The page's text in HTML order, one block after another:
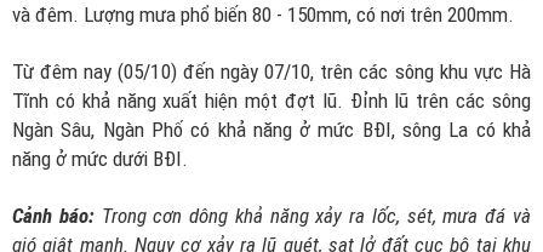
và đêm. Lượng mưa phổ biến 80 - 150mm, có nơi trên 200mm.
Từ đêm nay (05/10) đến ngày 07/10, trên các sông khu vực Hà
Tĩnh có khả năng xuất hiện một đợt lũ. Đỉnh lũ trên các sông
Ngàn Sâu, Ngàn Phố có khả năng ở mức BĐI, sông La có khả
năng ở mức dưới BĐI.
Cảnh báo: Trongcơn dông khả năng xảy ra lốc, sét, mưa đá và
gió giật mạnh. Nguy cơ xảy ra lũ quét, sạt lở đất cục bộ tại khu